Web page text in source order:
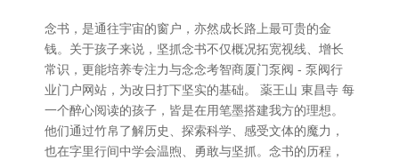
念书，是通往宇宙的窗户，亦然成长路上最可贵的金
钱。关于孩子来说，坚抓念书不仅概况拓宽视线、增长
常识，更能培养专注力与念念考智商厦门泵阀 - 泵阀行
业门户网站，为改日打下坚实的基础。 薬王山 東昌寺 每
一个醉心阅读的孩子，皆是在用笔墨搭建我方的理想。
他们通过竹帛了解历史、探索科学、感受文体的魔力，
也在字里行间中学会温煦、勇敢与坚抓。念书的历程，